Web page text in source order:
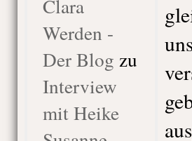
Clara
Werden -
Der Blog zu
Interview
mit Heike